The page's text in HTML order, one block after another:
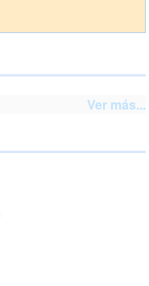
Ver más...